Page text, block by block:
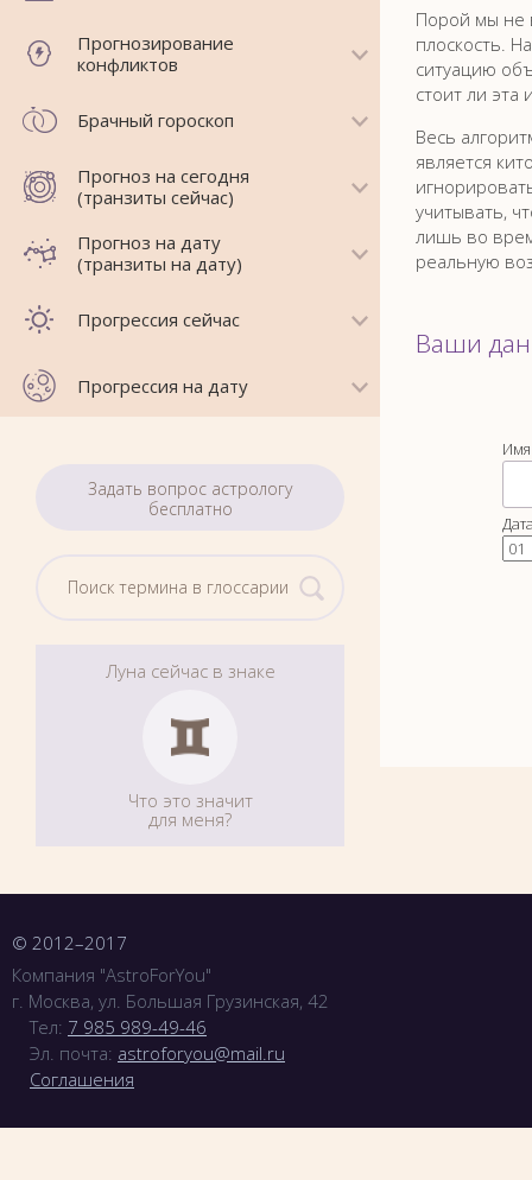
Прогнозирование
конфликтов
Брачный гороскоп
Прогноз на сегодня
(транзиты сейчас)
Прогноз на дату
(транзиты на дату)
Прогрессия сейчас
Прогрессия на дату
Задать вопрос астрологу
бесплатно
Луна сейчас в знаке
Что это значит
для меня?
Порой мы не
плоскость.
ситуацию
стоит ли эта
Весь
является
учитывать,
лишь во
реальную
Ваши
Имя
© 2012–2017
Компания "AstroForYou"
г. Москва, ул. Большая Грузинская, 42
Тел: 7 985 989-49-46
Эл. почта: astroforyou@mail.ru
Соглашения